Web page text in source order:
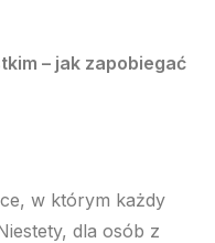
– jak zapobiegać
w którym każdy
dla osób z